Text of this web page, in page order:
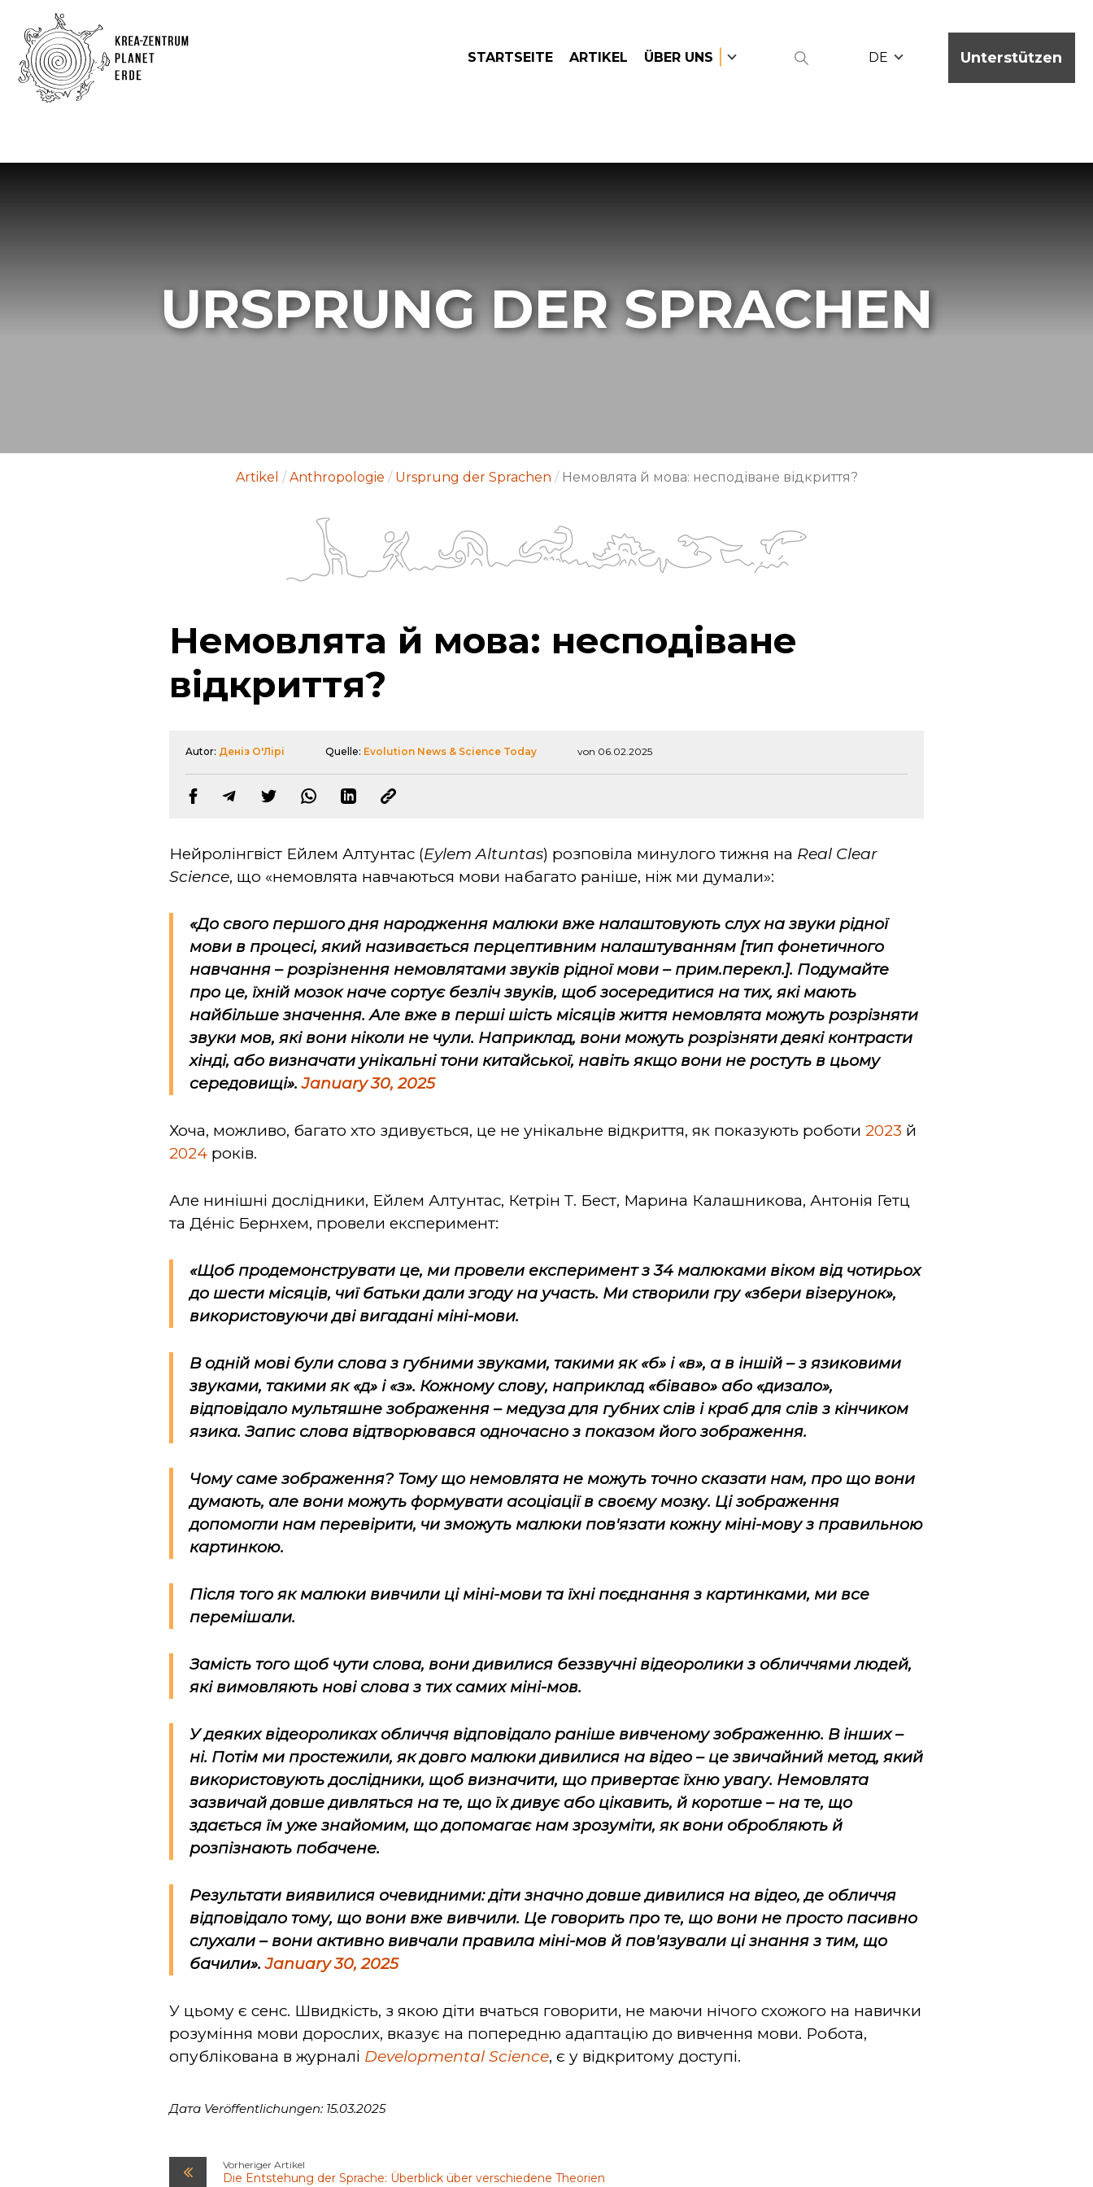
STARTSEITE ARTIKEL ÜBER UNS DE Unterstützen
URSPRUNG DER SPRACHEN
Artikel / Anthropologie / Ursprung der Sprachen / Немовлята й мова: несподіване відкриття?
Немовлята й мова: несподіване
відкриття?
Autor: Деніз О'Лірі Quelle: Evolution News & Science Today von 06.02.2025
Нейролінгвіст Ейлем Алтунтас (Eylem Altuntas) розповіла минулого тижня на Real Clear
Science, що «немовлята навчаються мови набагато раніше, ніж ми думали»:
«До свого першого дня народження малюки вже налаштовують слух на звуки рідної
мови в процесі, який називається перцептивним налаштуванням [тип фонетичного
навчання – розрізнення немовлятами звуків рідної мови –прим.перекл.]. Подумайте
про це, їхній мозок наче сортує безліч звуків, щоб зосередитися на тих, які мають
найбільше значення. Але вже в перші шість місяців життя немовлята можуть розрізняти
звуки мов, які вони ніколи не чули. Наприклад, вони можуть розрізняти деякі контрасти
хінді, або визначати унікальні тони китайської, навіть якщо вони не ростуть в цьому
середовищі».January 30, 2025
Хоча, можливо, багато хто здивується, це не унікальне відкриття, як показують роботи2023 й
2024 років.
Але нинішні дослідники, Ейлем Алтунтас, Кетрін Т. Бест, Марина Калашникова, Антонія Гетц
та Де́ніс Бернхем, провели експеримент:
«Щоб продемонструвати це, ми провели експеримент з 34 малюками віком від чотирьох
до шести місяців, чиї батьки дали згоду на участь. Ми створили гру «збери візерунок»,
використовуючи дві вигадані міні-мови.
В одній мові були слова з губними звуками, такими як «б» і «в», а в іншій – з язиковими
звуками, такими як «д» і «з». Кожному слову, наприклад «біваво» або «дизало»,
відповідало мультяшне зображення – медуза для губних слів і краб для слів з кінчиком
язика. Запис слова відтворювався одночасно з показом його зображення.
Чому саме зображення? Тому що немовлята не можуть точно сказати нам, про що вони
думають, але вони можуть формувати асоціації в своєму мозку. Ці зображення
допомогли нам перевірити, чи зможуть малюки пов'язати кожну міні-мову з правильною
картинкою.
Після того як малюки вивчили ці міні-мови та їхні поєднання з картинками, ми все
перемішали.
Замість того щоб чути слова, вони дивилися беззвучні відеоролики з обличчями людей,
які вимовляють нові слова з тих самих міні-мов.
У деяких відеороликах обличчя відповідало раніше вивченому зображенню. В інших –
ні. Потім ми простежили, як довго малюки дивилися на відео – це звичайний метод, який
використовують дослідники, щоб визначити, що привертає їхню увагу. Немовлята
зазвичай довше дивляться на те, що їх дивує або цікавить, й коротше – на те, що
здається їм уже знайомим, що допомагає нам зрозуміти, як вони обробляють й
розпізнають побачене.
Результати виявилися очевидними: діти значно довше дивилися на відео, де обличчя
відповідало тому, що вони вже вивчили. Це говорить про те, що вони не просто пасивно
слухали – вони активно вивчали правила міні-мов й пов'язували ці знання з тим, що
бачили».January 30, 2025
У цьому є сенс. Швидкість, з якою діти вчаться говорити, не маючи нічого схожого на навички
розуміння мови дорослих, вказує на попередню адаптацію до вивчення мови. Робота,
опублікована в журналі Developmental Science, є у відкритому доступі.
Дата Veröffentlichungen: 15.03.2025
Vorheriger Artikel
Die Entstehung der Sprache: Überblick über verschiedene Theorien